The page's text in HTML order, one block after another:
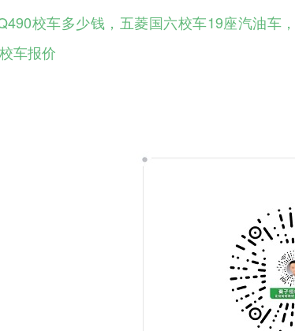
校车多少钱，五菱国六校车19座汽油车，
车报价